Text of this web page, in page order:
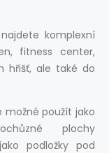
komplexní
fitness center,
hřišť, ale také do
použít jako
plochy
podložky pod